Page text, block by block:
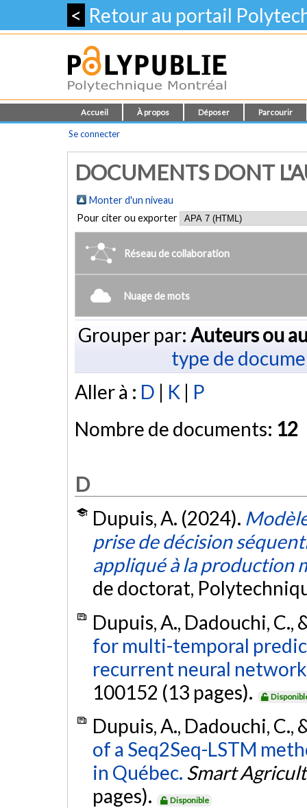
< Retour au portail
Accueil À propos Déposer Parcourir
Se connecter
DOCUMENTS DONT
Monter d'un niveau
Pour citer ou exporter
Réseau de collaboration
Nuage de mots
Grouper par: Auteurs ou
type de
Aller à : D | K | P
Nombre de documents: 12
D
Dupuis, A. (2024).
prise de décision
appliqué à la production
de doctorat,
Dupuis, A., Dadouchi, C.,
for multi-temporal
recurrent neural
100152 (13 pages).
Dupuis, A., Dadouchi, C.,
of a Seq2Seq-LSTM
in Québec. Smart
pages).
Disponible